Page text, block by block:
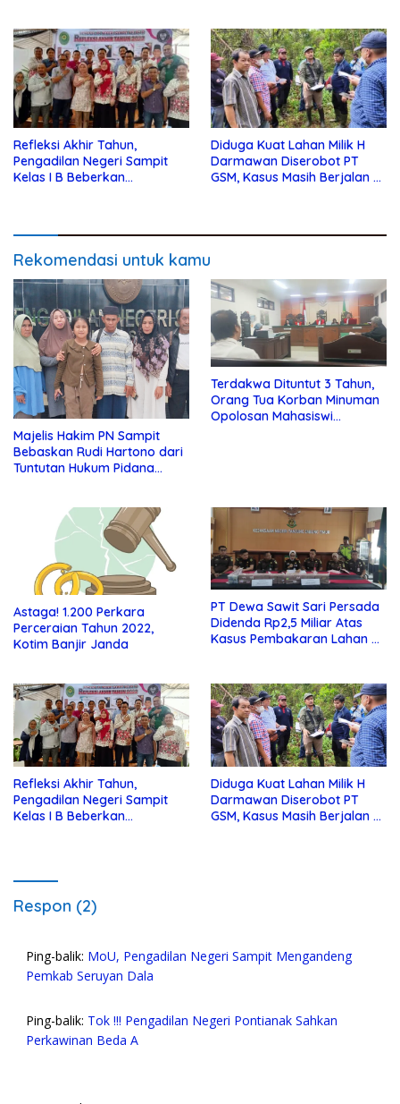
Refleksi Akhir Tahun,
Pengadilan Negeri Sampit
Kelas I B Beberkan
Diduga Kuat Lahan Milik H
Darmawan Diserobot PT
GSM, Kasus Masih Berjalan Di
Rekomendasi untuk kamu
Majelis Hakim PN Sampit
Bebaskan Rudi Hartono dari
Tuntutan Hukum Pidana
Terdakwa Dituntut 3 Tahun,
Orang Tua Korban Minuman
Opolosan Mahasiswi
Astaga! 1.200 Perkara
Perceraian Tahun 2022,
Kotim Banjir Janda
PT Dewa Sawit Sari Persada
Didenda Rp2,5 Miliar Atas
Kasus Pembakaran Lahan di
Refleksi Akhir Tahun,
Pengadilan Negeri Sampit
Kelas I B Beberkan
Diduga Kuat Lahan Milik H
Darmawan Diserobot PT
GSM, Kasus Masih Berjalan Di
Respon (2)
Ping-balik: MoU, Pengadilan Negeri Sampit Mengandeng
Pemkab Seruyan Dala
Ping-balik: Tok !!! Pengadilan Negeri Pontianak Sahkan
Perkawinan Beda A